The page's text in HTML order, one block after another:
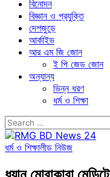
বিনোদন
বিজ্ঞান ও প্রযুক্তি
দেশজুড়ে
আর্কাইভ
আর এম জি জোন
ই পি জেড জোন
অন্যান্য
ভিন্ন ধরণ
ধর্ম ও শিক্ষা
Search
for:
ধর্ম ও শিক্ষালীড নিউজ